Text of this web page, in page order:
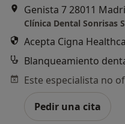
Genista 7 28011
Clínica Dental Sonrisas
Acepta Cigna
Blanqueamiento
Pedir una cita